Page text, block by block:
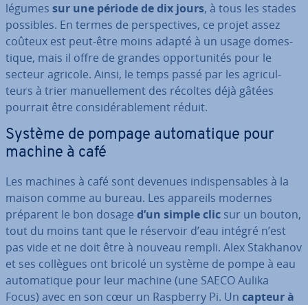
légumes sur une période de dix jours, à tous les stades
possibles. En termes de pers­pec­tives, ce projet assez
coûteux est peut-être moins adapté à un usage do­mes­
tique, mais il offre de grandes op­por­tu­ni­tés pour le
secteur agricole. Ainsi, le temps passé par les agri­cul­
teurs à trier ma­nuel­le­ment des récoltes déjà gâtées
pourrait être con­si­dé­ra­ble­ment réduit.
Système de pompage au­to­ma­tique pour
machine à café
Les machines à café sont devenues in­dis­pen­sables à la
maison comme au bureau. Les appareils modernes
préparent le bon dosage d’un simple clic sur un bouton,
tout du moins tant que le réservoir d’eau intégré n’est
pas vide et ne doit être à nouveau rempli. Alex Stakhanov
et ses collègues ont bricolé un système de pompe à eau
au­to­ma­tique pour leur machine (une SAECO Aulika
Focus) avec en son cœur un Raspberry Pi. Un capteur à